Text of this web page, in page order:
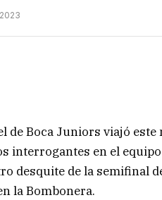
de Boca Juniors viajó
interrogantes en el
desquite de la semifinal
la Bombonera.